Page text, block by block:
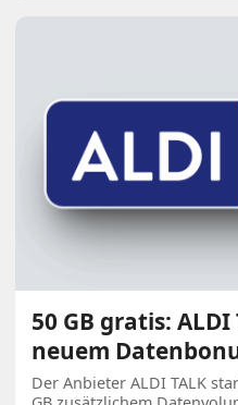
50 GB gratis:
neuem
Der Anbieter ALDI TALK